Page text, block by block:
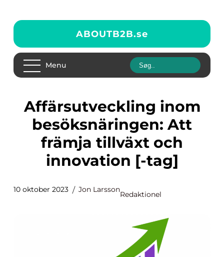
ABOUTB2B.se
Menu
Affärsutveckling inom
besöksnäringen: Att
främja tillväxt och
innovation [-tag]
10 oktober 2023 Jon Larsson
Redaktionel